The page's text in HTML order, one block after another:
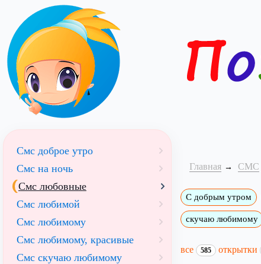
Главная СМС
С добрым утром
скучаю любимому
все 585 открытки
Смс доброе утро
Смс на ночь
Смс любовные
Смс любимой
Смс любимому
Смс любимому, красивые
Смс скучаю любимому